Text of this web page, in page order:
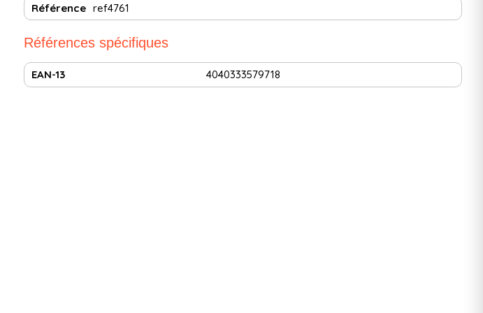
Référence ref4761
Références spécifiques
EAN-13 4040333579718